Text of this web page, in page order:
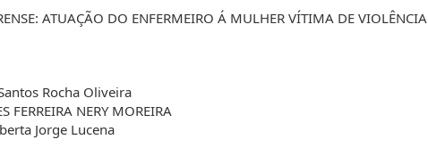
ATUAÇÃO DO ENFERMEIRO Á MULHER VÍTIMA DE VIOLÊNCIA
Rocha Oliveira
FERREIRA NERY MOREIRA
Jorge Lucena